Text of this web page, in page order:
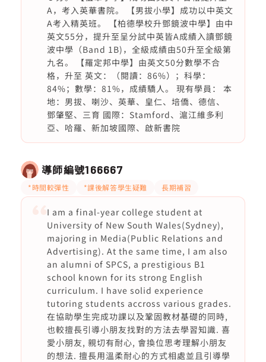
A，考入英華書院。 【男拔小學】成功以中英文
A考入精英班。 【柏德學校升鄧鏡波中學】由中
英文55分，提升至呈分試中英皆A成績入讀鄧鏡
波中學（Band 1B)，全級成績由50升至全級第
九名。 【羅定邦中學】由英文50分數學不合
格，升至 英文：（閱讀：86%）；科學：
84%；數學：81%，成績驕人。 現有學員： 本
地：男拔、喇沙、英華、皇仁、培僑、德信、
鄧肇堅、三育 國際：Stamford、滬江維多利
亞、哈羅、新加坡國際、啟新書院
導師編號166667
*時間較彈性 *課後解答學生疑難 長期補習
I am a final-year college student at
University of New South Wales(Sydney),
majoring in Media(Public Relations and
Advertising). At the same time, I am also
an alumni of SPCS, a prestigious B1
school known for its strong English
curriculum. I have solid experience
tutoring students accross various grades.
在協助學生完成功課以及鞏固教材基礎的同時,
也較擅長引導小朋友找對的方法去學習知識. 喜
愛小朋友, 親切有耐心, 會換位思考理解小朋友
的想法. 擅長用溫柔耐心的方式相處並且引導學